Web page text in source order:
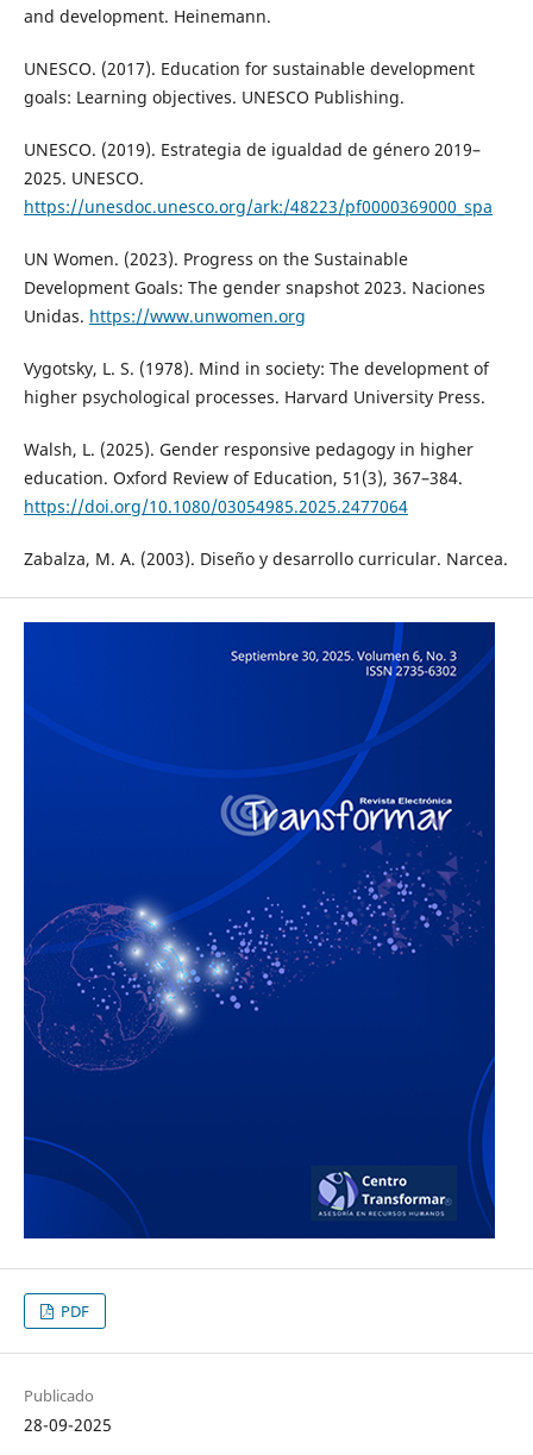
and development. Heinemann.
UNESCO. (2017). Education for sustainable development
goals: Learning objectives. UNESCO Publishing.
UNESCO. (2019). Estrategia de igualdad de género 2019–
2025. UNESCO.
https://unesdoc.unesco.org/ark:/48223/pf0000369000_spa
UN Women. (2023). Progress on the Sustainable
Development Goals: The gender snapshot 2023. Naciones
Unidas. https://www.unwomen.org
Vygotsky, L. S. (1978). Mind in society: The development of
higher psychological processes. Harvard University Press.
Walsh, L. (2025). Gender responsive pedagogy in higher
education. Oxford Review of Education, 51(3), 367–384.
https://doi.org/10.1080/03054985.2025.2477064
Zabalza, M. A. (2003). Diseño y desarrollo curricular. Narcea.
PDF
Publicado
28-09-2025